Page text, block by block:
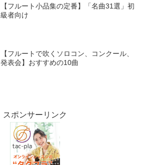
【フルート小品集の定番】「名曲31選」初
級者向け
【フルートで吹くソロコン、コンクール、
発表会】おすすめの10曲
スポンサーリンク